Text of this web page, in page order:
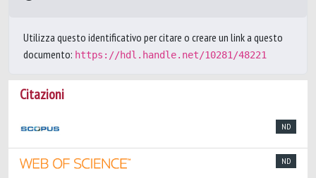
Utilizza questo identificativo per citare o creare un link a questo
documento: https://hdl.handle.net/10281/48221
Citazioni
ND
ND